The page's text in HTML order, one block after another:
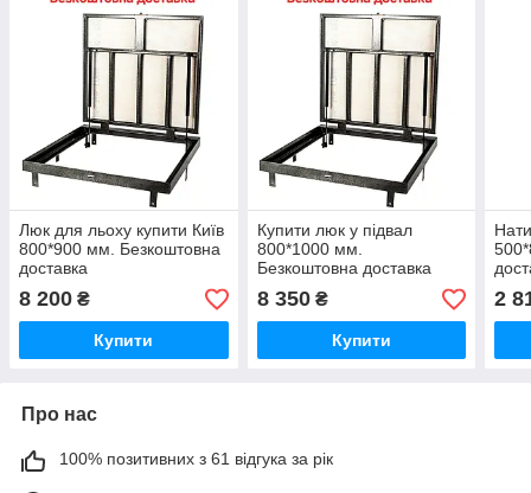
Люк для льоху купити Київ
800*900 мм. Безкоштовна
доставка
8 200 ₴
Купити
Купити люк у підвал
800*1000 мм.
Безкоштовна доставка
8 350₴
Купити
2
Про нас
100% позитивних з 61 відгука за рік